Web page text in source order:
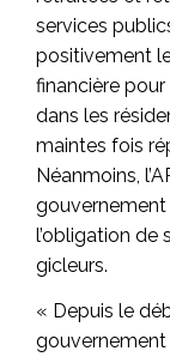
services
positivement
financière pour
dans les
maintes fois
Néanmoins,
gouvernement
l’obligation de
gicleurs.
« Depuis le